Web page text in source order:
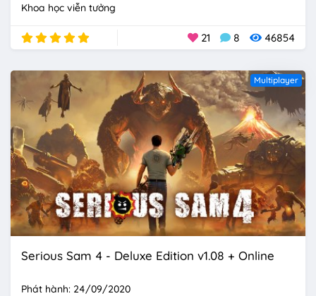
Khoa học viễn tưởng
21 8 46854
Multiplayer
Serious Sam 4 - Deluxe Edition v1.08 + Online
Phát hành: 24/09/2020